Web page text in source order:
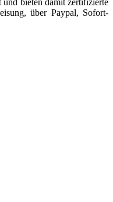
bieten damit zertifizierte
über Paypal, Sofort-